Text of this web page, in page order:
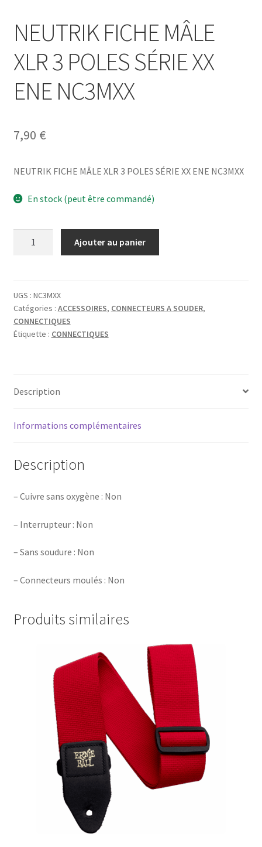
NEUTRIK FICHE MÂLE
XLR 3 POLES SÉRIE XX
ENE NC3MXX
7,90 €
NEUTRIK FICHE MÂLE XLR 3 POLES SÉRIE XX ENE NC3MXX
En stock (peut être commandé)
MÂLE
XLR
3
POLES
NC3MXX
Ajouter au panier
UGS : NC3MXX
Catégories : ACCESSOIRES, CONNECTEURS A SOUDER,
CONNECTIQUES
Étiquette : CONNECTIQUES
Description
Informations complémentaires
Description
– Cuivre sans oxygène : Non
– Interrupteur : Non
– Sans soudure : Non
– Connecteurs moulés : Non
Produits similaires